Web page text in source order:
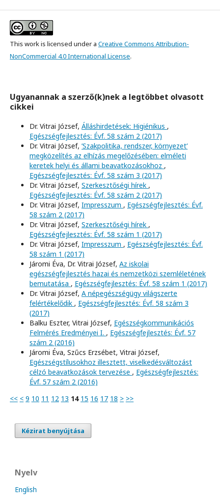
This work is licensed under a Creative Commons Attribution-
NonCommercial 4.0 International License.
Ugyanannak a szerző(k)nek a legtöbbet olvasott
cikkei
Dr. Vitrai József, Álláshirdetések: Higiénikus ,
Egészségfejlesztés: Évf. 58 szám 2 (2017)
Dr. Vitrai József, ’Szakpolitika, rendszer, környezet’
megközelítés az elhízás megelőzésében: elméleti
keretek helyi és állami beavatkozásokhoz ,
Egészségfejlesztés: Évf. 58 szám 3 (2017)
Dr. Vitrai József, Szerkesztőségi hírek ,
Egészségfejlesztés: Évf. 58 szám 2 (2017)
Dr. Vitrai József, Impresszum , Egészségfejlesztés: Évf.
58 szám 2 (2017)
Dr. Vitrai József, Szerkesztőségi hírek ,
Egészségfejlesztés: Évf. 58 szám 1 (2017)
Dr. Vitrai József, Impresszum , Egészségfejlesztés: Évf.
58 szám 1 (2017)
Járomi Éva, Dr. Vitrai József, Az iskolai
egészségfejlesztés hazai és nemzetközi szemléletének
bemutatása , Egészségfejlesztés: Évf. 58 szám 1 (2017)
Dr. Vitrai József, A népegészségügy világszerte
felértékelődik , Egészségfejlesztés: Évf. 58 szám 3
(2017)
Balku Eszter, Vitrai József, Egészségkommunikációs
Felmérés Eredményei I. , Egészségfejlesztés: Évf. 57
szám 2 (2016)
Járomi Éva, Szűcs Erzsébet, Vitrai József,
Egészségstílusokhoz illesztett, viselkedésváltozást
célzó beavatkozások tervezése , Egészségfejlesztés:
Évf. 57 szám 2 (2016)
<< < 9 10 11 12 13 14 15 16 17 18 > >>
Kézirat benyújtása
Nyelv
English